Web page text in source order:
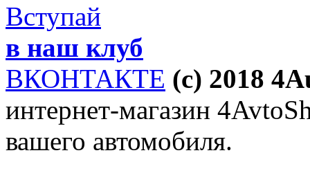
Вступай
в наш клуб
ВКОНТАКТЕ (c) 2018
интернет-магазин
вашего автомобиля.